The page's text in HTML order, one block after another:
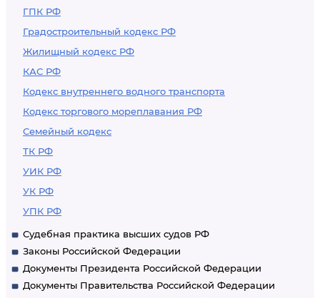
ГПК РФ
Градостроительный кодекс РФ
Жилищный кодекс РФ
КАС РФ
Кодекс внутреннего водного транспорта
Кодекс торгового мореплавания РФ
Семейный кодекс
ТК РФ
УИК РФ
УК РФ
УПК РФ
Судебная практика высших судов РФ
Законы Российской Федерации
Документы Президента Российской Федерации
Документы Правительства Российской Федерации